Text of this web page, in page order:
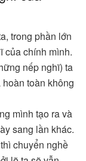
trong phần lớn
của chính mình.
nếp nghĩ) ta
toàn không
mình tạo ra và
sang lần khác.
chuyển nghề